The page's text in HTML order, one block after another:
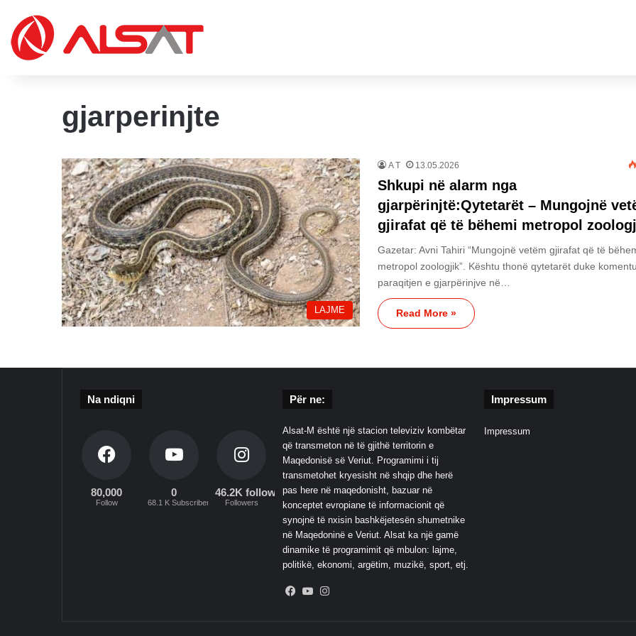
gjarperinjte
LAJME
A T 13.05.2026
Shkupi në alarm nga
gjarpërinjtë:Qytetarët – Mungojnë
gjirafat që të bëhemi metropol
Gazetar: Avni Tahiri “Mungojnë vetëm gjirafat që të
metropol zoologjik”. Kështu thonë qytetarët duke
paraqitjen e gjarpërinjve në…
Read More »
Na ndiqni
80,000
Follow
0
68.1 K Subscribers
46.2K followers
Followers
Për ne:
Alsat-M është një stacion televiziv kombëtar
që transmeton në të gjithë territorin e
Maqedonisë së Veriut. Programimi i tij
transmetohet kryesisht në shqip dhe herë
pas here në maqedonisht, bazuar në
konceptet evropiane të informacionit që
synojnë të nxisin bashkëjetesën shumetnike
në Maqedoninë e Veriut. Alsat ka një gamë
dinamike të programimit që mbulon: lajme,
politikë, ekonomi, argëtim, muzikë, sport, etj.
Facebook
YouTube
Impressum
Impressum